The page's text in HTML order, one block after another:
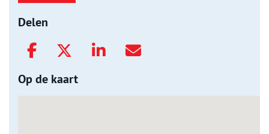
Delen
Op de kaart